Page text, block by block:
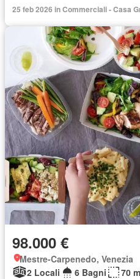
25 feb 2026 in Commerciali - Casa
98.000 €
Mestre-Carpenedo, Venezia
2 Locali
6 Bagni 70